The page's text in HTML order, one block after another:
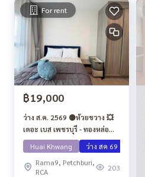
For rent
฿19,000
ว่าง ส.ค. 2569 🟡ห้วยขวาง 💥
เดอะ เบส เพชรบุรี - ทองหล่อ🔴
🟢🟡
Huai Khwang
ว่าง สค 69
Rama9, Petchburi,
RCA
203